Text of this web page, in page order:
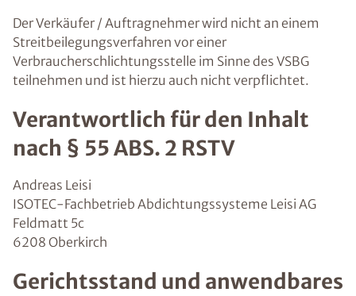
Der Verkäufer / Auftragnehmer wird nicht an einem
Streitbeilegungsverfahren vor einer
Verbraucherschlichtungsstelle im Sinne des VSBG
teilnehmen und ist hierzu auch nicht verpflichtet.
Verantwortlich für den Inhalt
nach § 55 ABS. 2 RSTV
Andreas Leisi
ISOTEC-Fachbetrieb Abdichtungssysteme Leisi AG
Feldmatt 5c
6208 Oberkirch
Gerichtsstand und anwendbares